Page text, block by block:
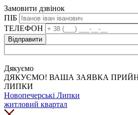
Замовити дзвінок
ПІБ
ТЕЛЕФОН
Дякуємо
ДЯКУЄМО! ВАША ЗАЯВКА
ЛИПКИ
Новопечерські Липки
житловий квартал